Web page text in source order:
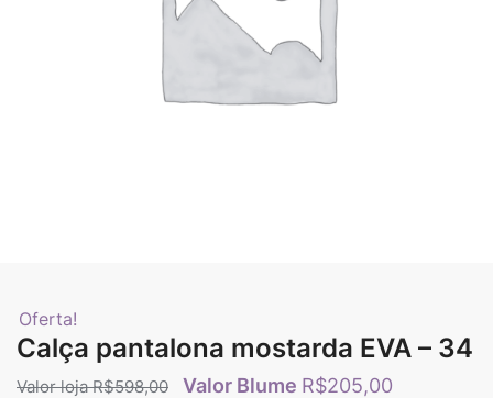
Oferta!
Calça pantalona mostarda EVA – 34
R$598,00 R$205,00